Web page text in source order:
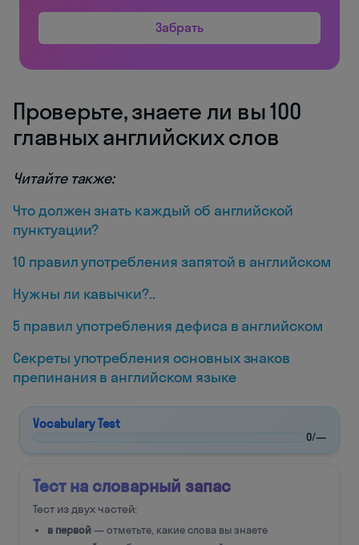
Забрать
Проверьте, знаете ли вы 100
главных английских слов
Читайте также:
Что должен знать каждый об английской
пунктуации?
10 правил употребления запятой в английском
Нужны ли кавычки?..
5 правил употребления дефиса в английском
Секреты употребления основных знаков
препинания в английском языке